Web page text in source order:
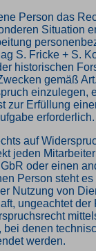
Person das
Situation
S. Fricke + S.
historischen
gemäß
einzulegen,
zur Erfüllung
erforderlich.
auf
jeden
oder einen
Person steht es
Nutzung von
ungeachtet der
bei denen
werden.